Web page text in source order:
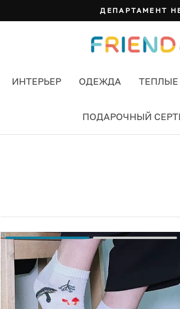
ДЕПАРТАМЕНТ
ИНТЕРЬЕР ОДЕЖДА
ПОДАРОЧНЫЙ